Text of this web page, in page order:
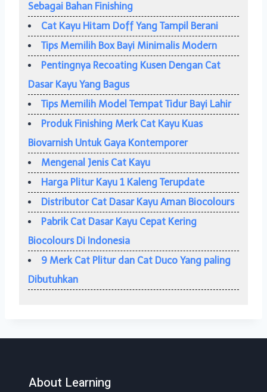
Sebagai Bahan Finishing
Cat Kayu Hitam Doff Yang Tampil Berani
Tips Memilih Box Bayi Minimalis Modern
Pentingnya Recoating Kusen Dengan Cat
Dasar Kayu Yang Bagus
Tips Memilih Model Tempat Tidur Bayi Lahir
Produk Finishing Merk Cat Kayu Kuas
Biovarnish Untuk Gaya Kontemporer
Mengenal Jenis Cat Kayu
Harga Plitur Kayu 1 Kaleng Terupdate
Distributor Cat Dasar Kayu Aman Biocolours
Pabrik Cat Dasar Kayu Cepat Kering
Biocolours Di Indonesia
9 Merk Cat Plitur dan Cat Duco Yang paling
Dibutuhkan
About Learning